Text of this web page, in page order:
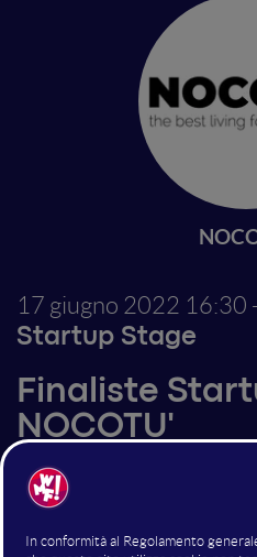
17 giugno 2022 16:30
Startup Stage
Finaliste
NOCOTU'
Per sopperire alle
punto di vista economico e
problematiche socio-